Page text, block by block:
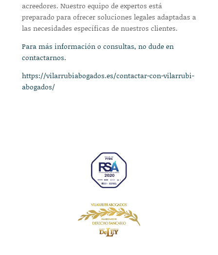
acreedores. Nuestro equipo de expertos está
preparado para ofrecer soluciones legales adaptadas a
las necesidades específicas de nuestros clientes.
Para más información o consultas, no dude en
contactarnos.
https://vilarrubiabogados.es/contactar-con-vilarrubi-
abogados/